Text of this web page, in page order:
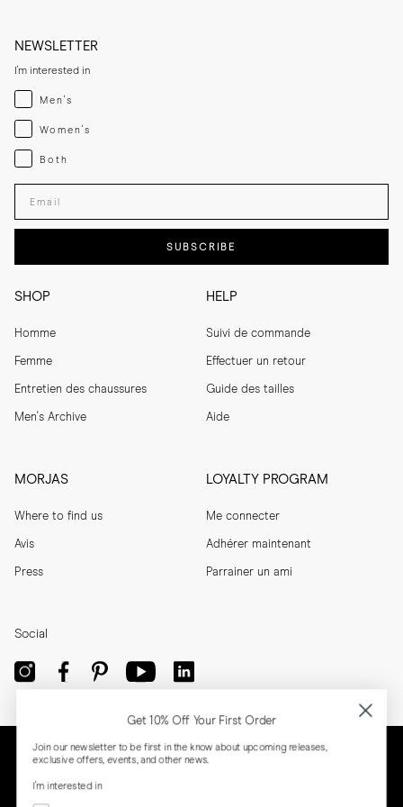
SHOP
Homme
Femme
Entretien des chaussures
Men's Archive
HELP
Suivi de commande
Effectuer un retour
Guide des tailles
Aide
MORJAS
Where to find us
Avis
Press
LOYALTY PROGRAM
Me connecter
Adhérer maintenant
Parrainer un ami
NEWSLETTER
I'm interested in
Menswear
Men's
Womenswear
Women's
Both
Both
Enter your email adress
SUBSCRIBE
Social
Get 10% Off Your First Order
Join our newsletter to be first in the know about upcoming releases,
exclusive offers, events, and other news.
I'm interested in